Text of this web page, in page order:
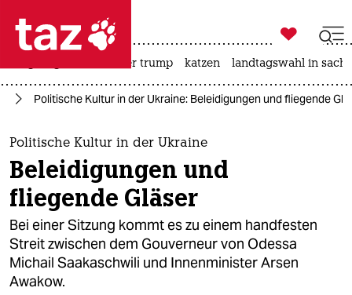
 taz zahl ich
taz zahl ich
themen
politik
öko
gesellschaft
kultur

taz zahl ich
usa unter trump katzen landtagswahl in
Politische Kultur in der Ukraine: Beleidigungen und fliegende
Politische Kultur in der Ukraine
Beleidigungen und
fliegende Gläser
Bei einer Sitzung kommt es zu einem handfesten
Streit zwischen dem Gouverneur von Odessa
Michail Saakaschwili und Innenminister Arsen
Awakow.